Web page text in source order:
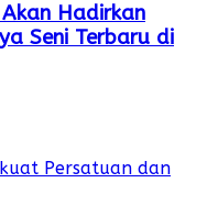
Hadirkan
Seni Terbaru di